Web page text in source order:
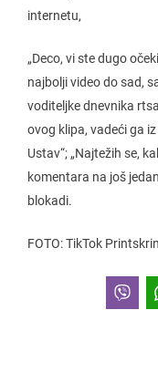
internetu,
„Deco, vi ste dugo
najbolji video do sad,
voditeljke dnevnika
ovog klipa, vadeći ga
Ustav“; „Najtežih se,
komentara na još
blokadi.
FOTO: TikTok Printskrin